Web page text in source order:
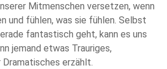
Mitmenschen versetzen, wenn
und fühlen, was sie fühlen. Selbst
fantastisch geht, kann es uns
jemand etwas Trauriges,
erzählt.